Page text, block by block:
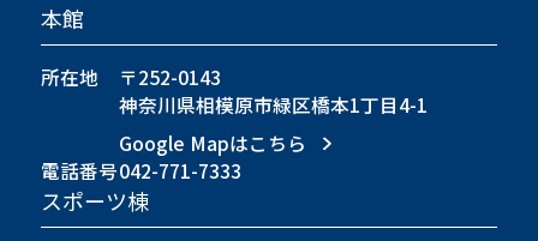
本館
所在地
〒252-0143
神奈川県相模原市緑区橋本1丁目4-1
Google Mapはこちら
電話番号042-771-7333
スポーツ棟